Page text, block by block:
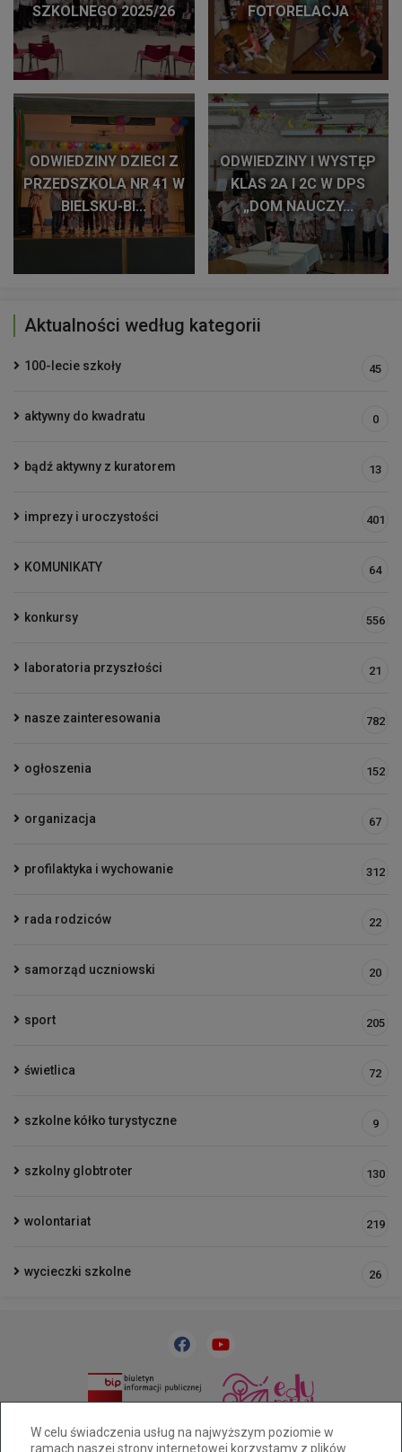
W celu świadczenia usług na najwyższym poziomie w
ramach naszej strony internetowej korzystamy z plików
SZKOLNEGO 2025/26
FOTORELACJA
ODWIEDZINY DZIECI Z
PRZEDSZKOLA NR 41 W
BIELSKU-BI...
ODWIEDZINY I WYSTĘP
KLAS 2A I 2C W DPS
„DOM NAUCZY...
Aktualności według kategorii
100-lecie szkoły 45
aktywny do kwadratu 0
bądź aktywny z kuratorem 13
imprezy i uroczystości 401
KOMUNIKATY 64
konkursy 556
laboratoria przyszłości 21
nasze zainteresowania 782
ogłoszenia 152
organizacja 67
profilaktyka i wychowanie 312
rada rodziców 22
samorząd uczniowski 20
sport 205
świetlica 72
szkolne kółko turystyczne 9
szkolny globtroter 130
wolontariat 219
wycieczki szkolne 26
33 818 31 84
sp32@cuw.bielsko-biala.pl